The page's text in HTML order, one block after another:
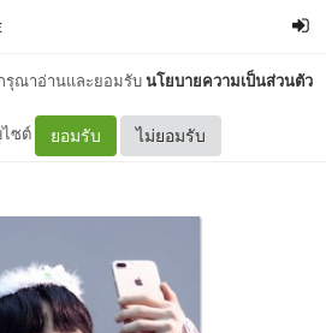
กรุณาอ่านและยอมรับนโยบายความเป็นส่วนตัว
ไซต์ ยอมรับ ไม่ยอมรับ